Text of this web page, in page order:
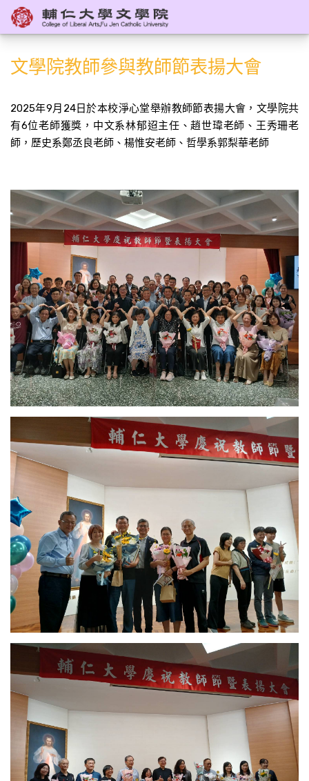
文學院教師參與教師節表揚大會
2025年9月24日於本校淨心堂舉辦教師節表揚大會，文學院共
有6位老師獲獎，中文系林郁迢主任、趙世瑋老師、王秀珊老
師，歷史系鄭丞良老師、楊惟安老師、哲學系郭梨華老師